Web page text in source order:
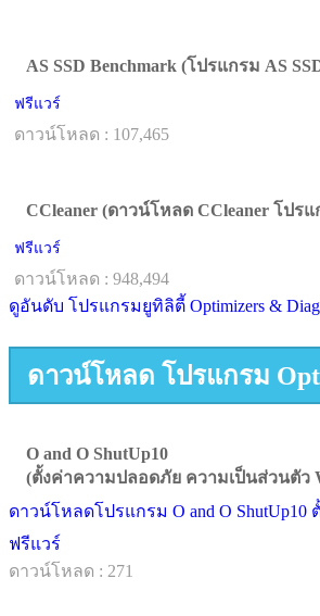
AS SSD Benchmark (โปรแกรม AS
ฟรีแวร์
ดาวน์โหลด : 107,465
CCleaner (ดาวน์โหลด CCleaner โปร
ฟรีแวร์
ดาวน์โหลด : 948,494
ดูอันดับ โปรแกรมยูทิลิตี้ Optimizers &
ดาวน์โหลด โปรแกรม
O and O ShutUp10
(ตั้งค่าความปลอดภัย ความเป็นส่วนตัว
ดาวน์โหลดโปรแกรม O and O
ฟรีแวร์
ดาวน์โหลด : 271